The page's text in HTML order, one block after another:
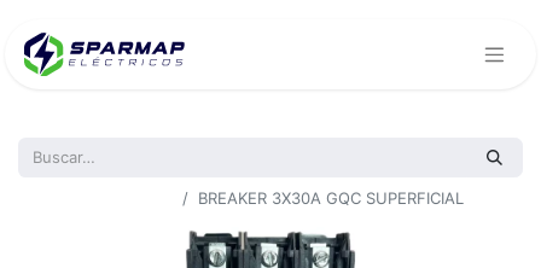
BREAKER 3X30A GQC SUPERFICIAL